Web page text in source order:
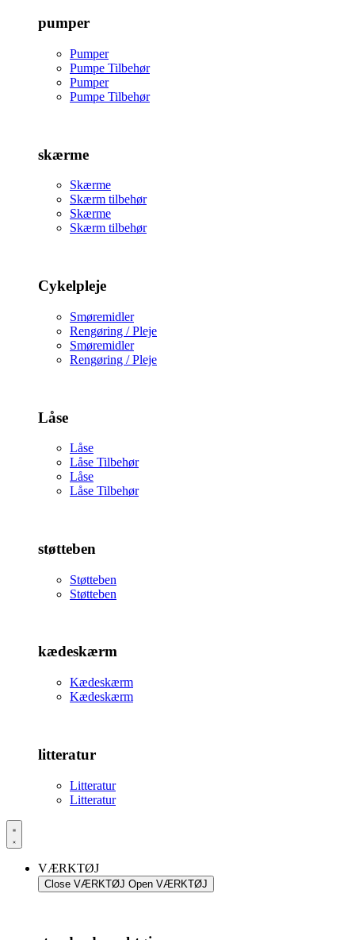
pumper
Pumper
Pumpe Tilbehør
Pumper
Pumpe Tilbehør
skærme
Skærme
Skærm tilbehør
Skærme
Skærm tilbehør
Cykelpleje
Smøremidler
Rengøring / Pleje
Smøremidler
Rengøring / Pleje
Låse
Låse
Låse Tilbehør
Låse
Låse Tilbehør
støtteben
Støtteben
Støtteben
kædeskærm
Kædeskærm
Kædeskærm
litteratur
Litteratur
Litteratur
VÆRKTØJ
Close VÆRKTØJ Open VÆRKTØJ